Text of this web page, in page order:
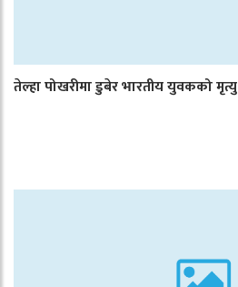
तेल्हा पोखरीमा डुबेर भारतीय युवकको मृत्यु